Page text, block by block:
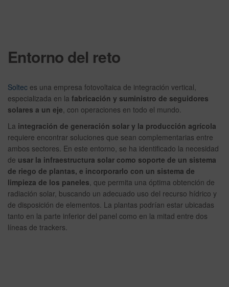
Entorno del reto
Soltec es una empresa fotovoltaica de integración vertical,
especializada en la fabricación y suministro de seguidores
solares a un eje, con operaciones en todo el mundo.
La integración de generación solar y la producción agrícola
requiere encontrar soluciones que sean complementarias entre
ambos sectores. En este entorno, se ha identificado la necesidad
de usar la infraestructura solar como soporte de un sistema
de riego de plantas, e incorporarlo con un sistema de
limpieza de los paneles, que permita una óptima obtención de
radiación solar, buscando un adecuado uso del recurso hídrico y
de disposición de elementos. La plantas podrían estar ubicadas
tanto en la parte inferior del panel como en la mitad entre dos
líneas de trackers.